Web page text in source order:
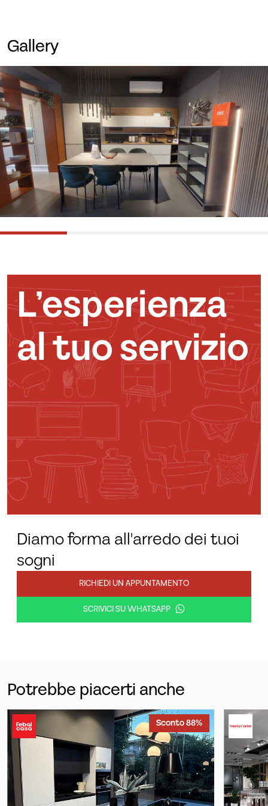
Gallery
L’esperienza
al tuo servizio
Diamo forma all'arredo dei tuoi
sogni
RICHIEDI UN APPUNTAMENTO
SCRIVICI SU WHATSAPP
Potrebbe piacerti anche
Sconto 88%